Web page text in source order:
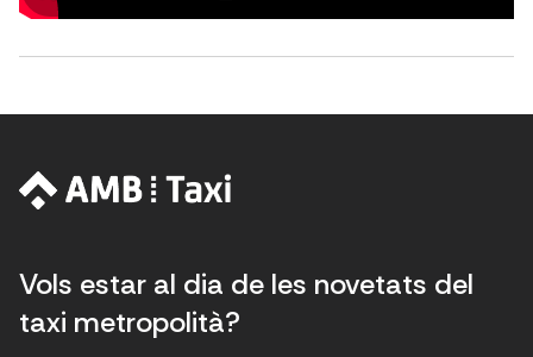
Vols estar al dia de les novetats del
taxi metropolità?